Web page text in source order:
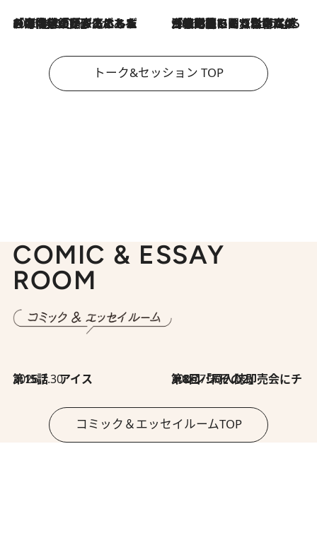
2026.8.3
「今後値上げがあるとすれば…」「リスクがあるのは今年の冬」エネルギー専門家が語る、ホルムズ海峡封鎖が家庭にもたらす“ある心配” 2026.8.3
「住宅建てられない…」「サーチャージ料の高値が続いている」ホルムズ海峡封鎖による影響はいつまで続く？《エネルギー専門家に聞く“どうなる日本の暮らし”》
トーク&セッション TOP
COMIC & ESSAY
ROOM
2026.7.30
第15話 アイス 2026.7.30
第8回「同人誌即売会にチャレンジ その2」
コミック＆エッセイルームTOP